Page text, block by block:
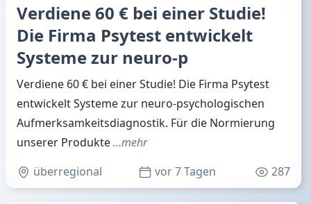
Verdiene 60 € bei einer Studie!
Die Firma Psytest entwickelt
Systeme zur neuro-p
Verdiene 60 € bei einer Studie! Die Firma Psytest
entwickelt Systeme zur neuro-psychologischen
Aufmerksamkeitsdiagnostik. Für die Normierung
unserer Produkte…mehr
überregional
vor 7 Tagen 287